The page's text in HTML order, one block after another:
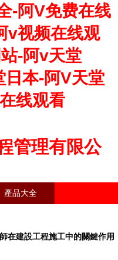
-阿V免费在线
v视频在线观
-阿v天堂
本-阿V天堂
线观看
管理有限公
產品大全
在建設工程施工中的關鍵作用